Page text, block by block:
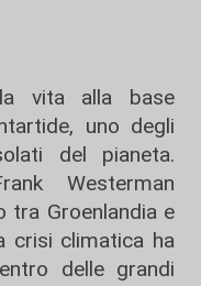
vita alla base
uno degli
del pianeta.
Westerman
tra Groenlandia e
crisi climatica ha
delle grandi